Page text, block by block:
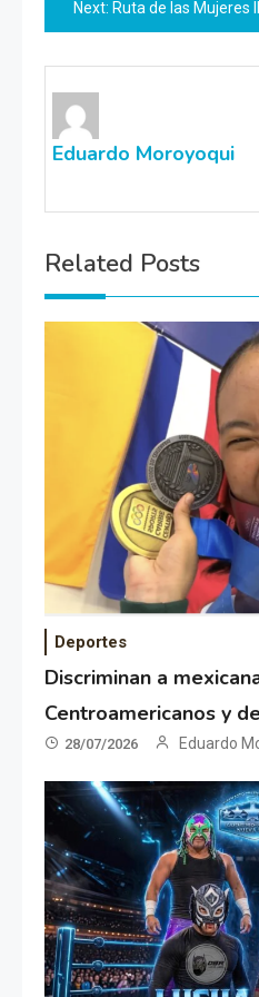
entradas
Next: Ruta de las Mujeres
Eduardo Moroyoqui
Related Posts
Deportes
Discriminan a
Centroamericanos y
28/07/2026 Eduardo